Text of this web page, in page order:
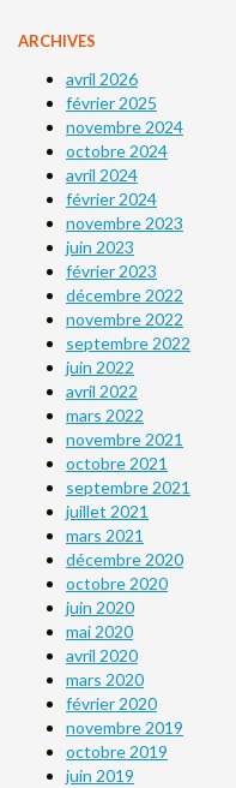
ARCHIVES
avril 2026
février 2025
novembre 2024
octobre 2024
avril 2024
février 2024
novembre 2023
juin 2023
février 2023
décembre 2022
novembre 2022
septembre 2022
juin 2022
avril 2022
mars 2022
novembre 2021
octobre 2021
septembre 2021
juillet 2021
mars 2021
décembre 2020
octobre 2020
juin 2020
mai 2020
avril 2020
mars 2020
février 2020
novembre 2019
octobre 2019
juin 2019